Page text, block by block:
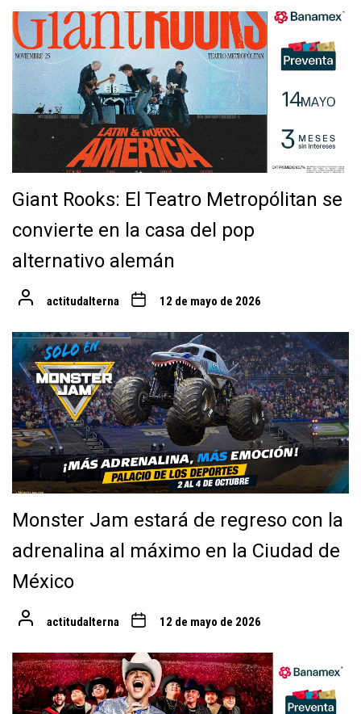
Giant Rooks: El Teatro Metropólitan se
convierte en la casa del pop
alternativo alemán
actitudalterna 12 de mayo de 2026
Monster Jam estará de regreso con la
adrenalina al máximo en la Ciudad de
México
actitudalterna 12 de mayo de 2026